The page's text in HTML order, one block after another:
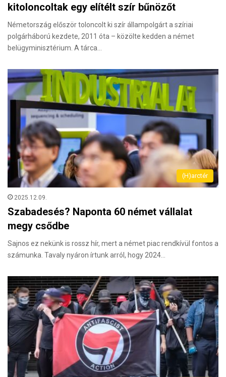
kitoloncoltak egy elítélt szír bűnözőt
Németország először toloncolt ki szír állampolgárt a szíriai
polgárháború kezdete, 2011 óta – közölte kedden a német
belügyminisztérium. A tárca…
(H)arctér
2025.12.09.
Szabadesés? Naponta 60 német vállalat
megy csődbe
Sajnos ez nekünk is rossz hír, mert a német piac rendkívül fontos a
számunka. Tavaly nyáron írtunk arról, hogy 2024…